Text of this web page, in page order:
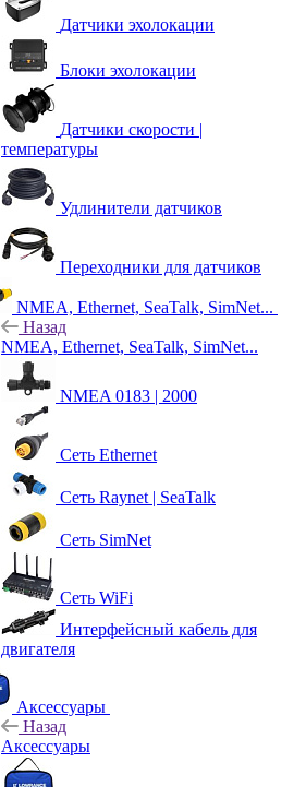
Датчики эхолокации
Блоки эхолокации
Датчики скорости |
температуры
Удлинители датчиков
Переходники для датчиков
NMEA, Ethernet, SeaTalk, SimNet...
Назад
NMEA, Ethernet, SeaTalk, SimNet...
NMEA 0183 | 2000
Сеть Ethernet
Сеть Raynet | SeaTalk
Сеть SimNet
Сеть WiFi
Интерфейсный кабель для
двигателя
Аксессуары
Назад
Аксессуары